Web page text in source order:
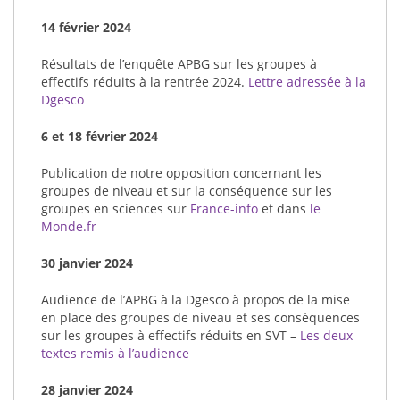
14 février 2024
Résultats de l’enquête APBG sur les groupes à
effectifs réduits à la rentrée 2024. Lettre adressée à la
Dgesco
6 et 18 février 2024
Publication de notre opposition concernant les
groupes de niveau et sur la conséquence sur les
groupes en sciences sur France-info et dans le
Monde.fr
30 janvier 2024
Audience de l’APBG à la Dgesco à propos de la mise
en place des groupes de niveau et ses conséquences
sur les groupes à effectifs réduits en SVT – Les deux
textes remis à l’audience
28 janvier 2024